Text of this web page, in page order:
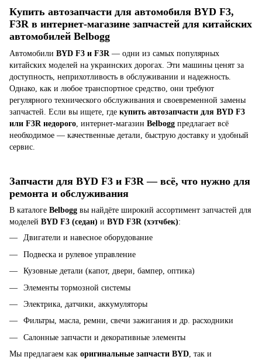
Купить автозапчасти для автомобиля BYD F3,
F3R в интернет-магазине запчастей для китайских
автомобилей Belbogg
Автомобили BYD F3 и F3R — одни из самых популярных
китайских моделей на украинских дорогах. Эти машины ценят за
доступность, неприхотливость в обслуживании и надежность.
Однако, как и любое транспортное средство, они требуют
регулярного технического обслуживания и своевременной замены
запчастей. Если вы ищете, где купить автозапчасти для BYD F3
или F3R недорого , интернет-магазин Belbogg предлагает всё
необходимое — качественные детали, быструю доставку и удобный
сервис.
Запчасти для BYD F3 и F3R — всё, что нужно для
ремонта и обслуживания
В каталоге Belbogg вы найдёте широкий ассортимент запчастей для
моделей BYD F3 (седан) и BYD F3R (хэтчбек):
Двигатели и навесное оборудование
Подвеска и рулевое управление
Кузовные детали (капот, двери, бампер, оптика)
Элементы тормозной системы
Электрика, датчики, аккумуляторы
Фильтры, масла, ремни, свечи зажигания и др. расходники
Салонные запчасти и декоративные элементы
Мы предлагаем как оригинальные запчасти BYD, так и